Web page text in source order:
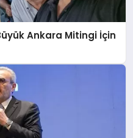
Ankara Mitingi İçin